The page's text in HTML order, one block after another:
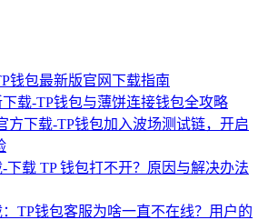
钱包最新版官网下载指南
载-TP钱包与薄饼连接钱包全攻略
方下载-TP钱包加入波场测试链，开启
下载 TP 钱包打不开？原因与解决办法
TP钱包客服为啥一直不在线？用户的